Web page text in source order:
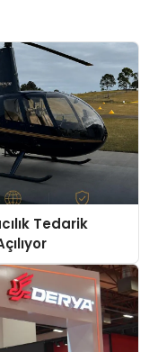
Tedarik